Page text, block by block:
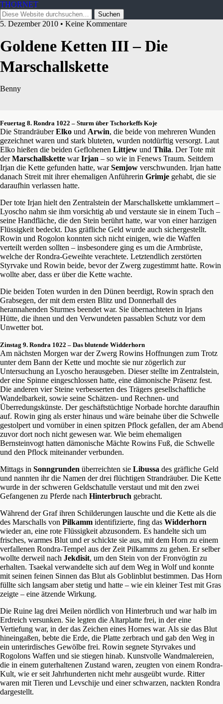
THORNET
5. Dezember 2010 • Keine Kommentare
Goldene Ketten III – Die
Marschallskette
Benny
Feuertag 8. Rondra 1022 – Sturm über Tschorkeffs Koje
Die StrandräuberElko und Arwin, die beide von mehreren Wunden
gezeichnet waren und stark bluteten, wurden notdürftig versorgt. Laut
Elko hießen die beiden Geflohenen Littjew und Thila. Der Tote mit
derMarschallskette warIrjan – so wie in Fenews Traum. Seitdem
Irjan die Kette gefunden hatte, warSemjow verschwunden. Irjan hatte
danach Streit mit ihrer ehemaligen Anführerin Grimje gehabt, die sie
daraufhin verlassen hatte.
Der tote Irjan hielt den Zentralstein der Marschallskette umklammert –
Lyoscho nahm sie ihm vorsichtig ab und verstaute sie in einem Tuch –
seine Handfläche, die den Stein berührt hatte, war von einer harzigen
Flüssigkeit bedeckt. Das gräfliche Geld wurde auch sichergestellt.
Rowin und Rogolon konnten sich nicht einigen, wie die Waffen
verteilt werden sollten – insbesondere ging es um die Armbrüste,
welche der Rondra-Geweihte verachtete. Letztendlich zerstörten
Styrvake und Rowin beide, bevor der Zwerg zugestimmt hatte. Rowin
wollte aber, dass er über die Kette wachte.
Die beiden Toten wurden in den Dünen beerdigt, Rowin sprach den
Grabsegen, der mit dem ersten Blitz und Donnerhall des
herannahenden Sturmes beendet war. Sie übernachteten in Irjans
Hütte, die ihnen und den Verwundeten passablen Schutz vor dem
Unwetter bot.
Zinstag 9. Rondra 1022 – Das blutende Widderhorn
Am nächsten Morgen war der Zwerg Rowins Hoffnungen zum Trotz
unter dem Bann der Kette und mochte sie nur zögerlich zur
Untersuchung an Lyoscho herausgeben. Dieser stellte im Zentralstein,
der eine Spinne eingeschlossen hatte, eine dämonische Präsenz fest.
Die anderen vier Steine verbesserten des Trägers gesellschaftliche
Wandelbarkeit, sowie seine Schätzen- und Rechnen- und
Überredungskünste. Der geschäftstüchtige Norbade horchte daraufhin
auf. Rowin ging als erster hinaus und wäre beinahe über die Schwelle
gestolpert und vornüber in einen spitzen Pflock gefallen, der am Abend
zuvor dort noch nicht gewesen war. Wie beim ehemaligen
Bernsteinvogt hatten dämonische Mächte Rowins Fuß, die Schwelle
und den Pflock miteinander verbunden.
Mittags in Sonngrunden überreichten sie Libussa des gräfliche Geld
und nannten ihr die Namen der drei flüchtigen Strandräuber. Die Kette
wurde in der schweren Geldschatulle verstaut und mit den zwei
Gefangenen zu Pferde nach Hinterbruch gebracht.
Während der Graf ihren Schilderungen lauschte und die Kette als die
des Marschalls von Pilkamm identifizierte, fing das Widderhorn
wieder an, eine rote Flüssigkeit abzusondern. Es handelte sich um
frisches, warmes Blut und er schickte sie aus, mit dem Horn zu einem
verfallenen Rondra-Tempel aus der Zeit Pilkamms zu gehen. Er selber
wollte derweil nach Jekdisit, um den Stein von der Fronvögtin zu
erhalten. Tsaekal verwandelte sich auf dem Weg in Wolf und konnte
mit seinen feinen Sinnen das Blut als Goblinblut bestimmen. Das Horn
füllte sich langsam aber stetig und hatte – wie ein kleiner Test mit Gras
zeigte – eine ätzende Wirkung.
Die Ruine lag drei Meilen nördlich von Hinterbruch und war halb im
Erdreich versunken. Sie legten die Altarplatte frei, in der eine
Vertiefung war, in der das Zeichen eines Hornes war. Als sie das Blut
hineingaßen, bebte die Erde, die Platte zerbrach und gab den Weg in
ein unterirdisches Gewölbe frei. Rowin segnete Styrvakes und
Rogolons Waffen und sie stiegen hinab. Kunstvolle Wandmalereien,
die in einem guterhaltenen Zustand waren, zeugten von einem Rondra-
Kult, wie er seit Jahrhunderten nicht mehr ausgeübt wurde. Ritter
waren mit Tieren und Levschije und einer schwarzen, nackten Rondra
dargestellt.